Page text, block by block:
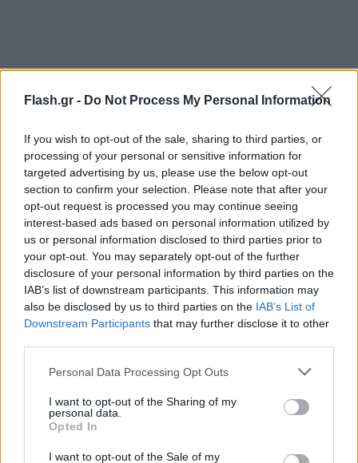
Flash.gr - Do Not Process My Personal Information
If you wish to opt-out of the sale, sharing to third parties, or
processing of your personal or sensitive information for
targeted advertising by us, please use the below opt-out
section to confirm your selection. Please note that after your
opt-out request is processed you may continue seeing
interest-based ads based on personal information utilized by
us or personal information disclosed to third parties prior to
your opt-out. You may separately opt-out of the further
disclosure of your personal information by third parties on the
IAB’s list of downstream participants. This information may
also be disclosed by us to third parties on the IAB’s List of
Downstream Participants that may further disclose it to other
Please note that this website/app uses one or more Google
not limited to your visit or usage behaviour. You may click to
grant or deny consent to Google and its third-party tags to
use your data for below specified purposes in below Google
consent section.
Personal Data Processing Opt Outs
I want to opt-out of the Sharing of my
personal data.
Opted In
I want to opt-out of the Sale of my
FLASH FOCUS